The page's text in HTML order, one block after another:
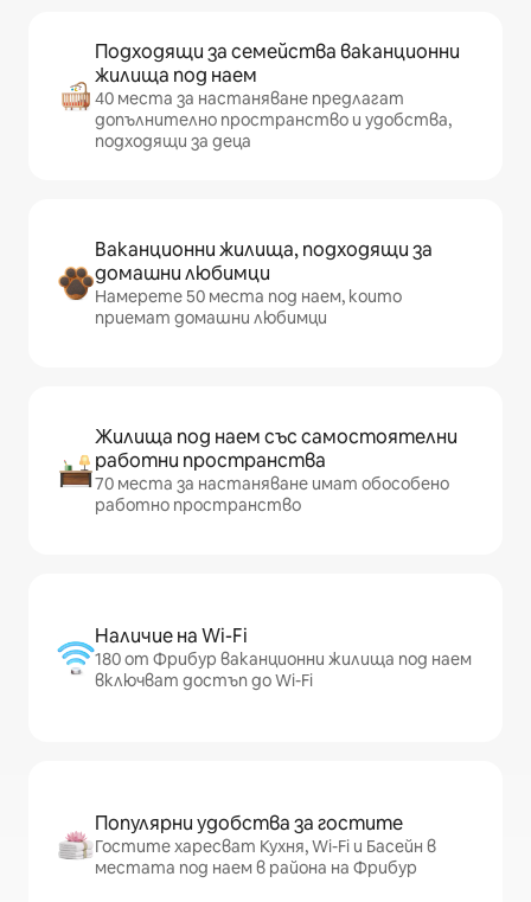
Подходящи за семейства ваканционни
жилища под наем
40 места за настаняване предлагат
допълнително пространство и удобства,
подходящи за деца
Ваканционни жилища, подходящи за
домашни любимци
Намерете 50 места под наем, които
приемат домашни любимци
Жилища под наем със самостоятелни
работни пространства
70 места за настаняване имат обособено
работно пространство
Наличие на Wi-Fi
180 от Фрибур ваканционни жилища под наем
включват достъп до Wi-Fi
Популярни удобства за гостите
Гостите харесват Кухня, Wi-Fi и Басейн в
местата под наем в района на Фрибур